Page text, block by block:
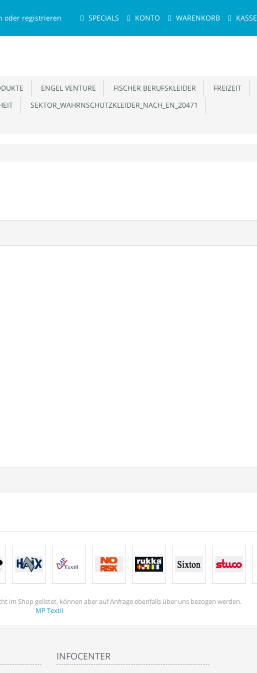
oder registrieren SPECIALS KONTO WARENKORB KASSE
ENGEL VENTURE FISCHER BERUFSKLEIDER FREIZEIT
SEKTOR_WAHRNSCHUTZKLEIDER_NACH_EN_20471
im Shop gelistet, können aber auf Anfrage ebenfalls über uns bezogen werden.
MP Textil
INFOCENTER